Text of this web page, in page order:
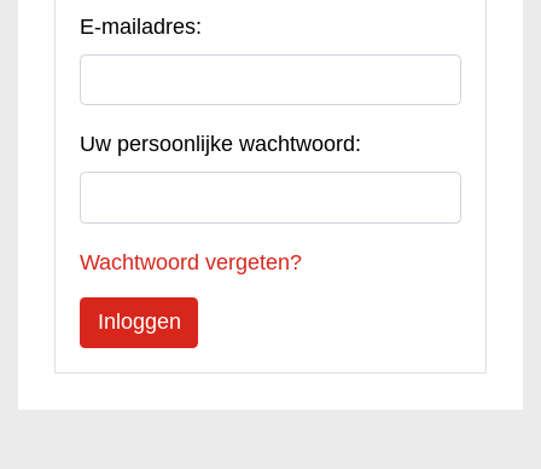
E-mailadres:
Uw persoonlijke wachtwoord:
Wachtwoord vergeten?